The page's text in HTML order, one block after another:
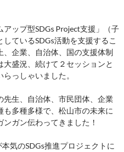
ップ型SDGs Project支援」（子
ているSDGs活動を支援するこ
、企業、自治体、国の支援体制
盛況、続けて２セッションと
っしゃいました。
生、自治体、市民団体、企業
も多種多様で、松山市の未来に
ガン伝わってきました！
気のSDGs推進プロジェクトに